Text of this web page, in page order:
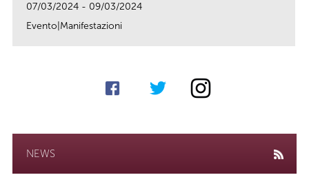
07/03/2024 - 09/03/2024
Evento|Manifestazioni
NEWS